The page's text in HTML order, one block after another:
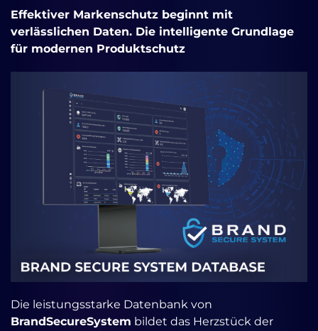
Effektiver Markenschutz beginnt mit
verlässlichen Daten. Die intelligente Grundlage
für modernen Produktschutz
Die leistungsstarke Datenbank von
BrandSecureSystem bildet das Herzstück der